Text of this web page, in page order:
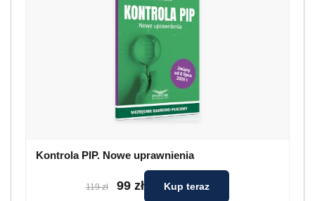
Kontrola PIP. Nowe uprawnienia
119 zł 99 zł Kup teraz